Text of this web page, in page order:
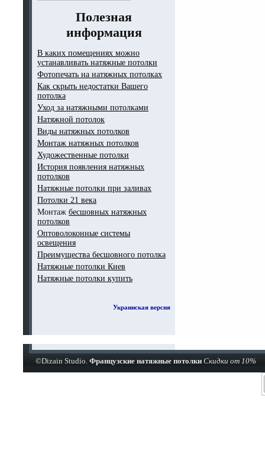
Полезная
информация
В каких помещениях можно
устанавливать натяжные потолки
Фотопечать на натяжных потолках
Как скрыть недостатки Вашего
потолка
Уход за натяжными потолками
Натяжной потолок
Виды натяжных потолков
Монтаж натяжных потолков
Художественные потолки
История появления натяжных
потолков
Натяжные потолки при заливах
Потолки 21 века
Монтаж бесшовных натяжных
потолков
Оптоволоконные системы
освещения
Преимущества бесшовного потолка
Натяжные потолки Киев
Натяжные потолки купить
Украинская версия
©Dizain Studio. Французские натяжные потолки Скидки от 10%